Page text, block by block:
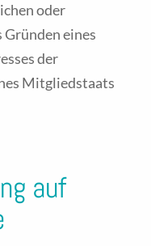
oder
eines
der
Mitgliedstaats
auf